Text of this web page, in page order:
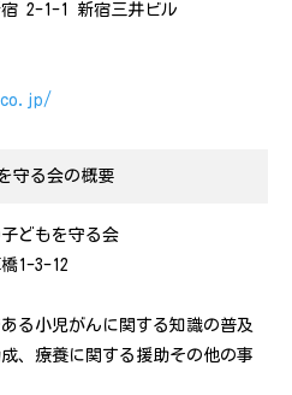
宿 2-1-1 新宿三井ビル
守る会の概要
どもを守る会
1-3-12
る小児がんに関する知識の普及
、療養に関する援助その他の事